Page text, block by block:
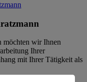
möchten wir Ihnen
Ihrer
mit Ihrer Tätigkeit als